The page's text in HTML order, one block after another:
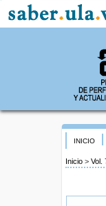
INICIO
Inicio > Vol.